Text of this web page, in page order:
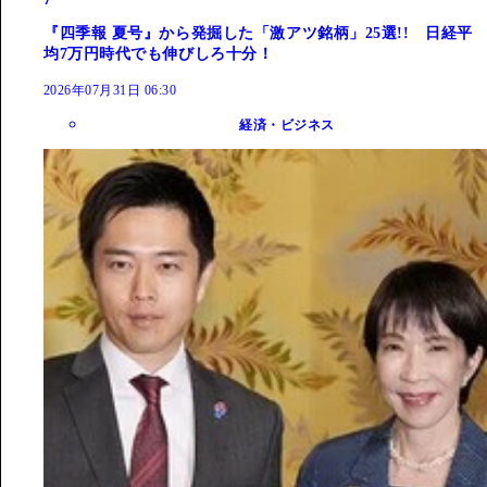
『四季報 夏号』から発掘した「激アツ銘柄」25選!! 日経平
均7万円時代でも伸びしろ十分！
2026年07月31日 06:30
経済・ビジネス